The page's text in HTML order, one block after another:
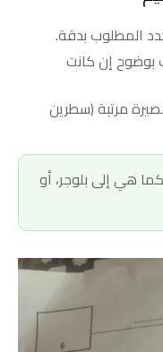
المطلوب بدقة.
بوضوح إن كانت
مرتبة (سطرين
هي إلى بلوجر، أو